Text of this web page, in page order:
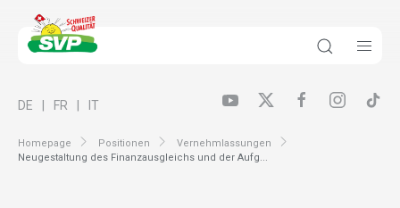
Homepage Positionen
Vernehmlassungen
Neugestaltung des Finanzausgleichs und der Aufg...
DE FR IT